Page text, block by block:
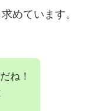
めています。
ね！